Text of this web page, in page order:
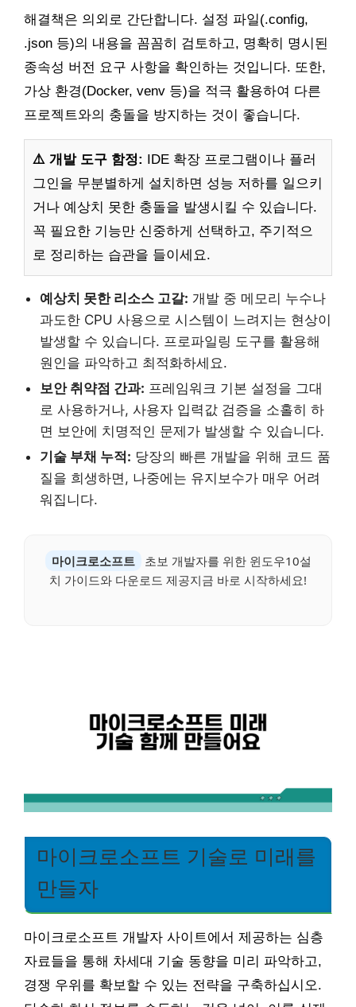
해결책은 의외로 간단합니다. 설정 파일(.config,
.json 등)의 내용을 꼼꼼히 검토하고, 명확히 명시된
종속성 버전 요구 사항을 확인하는 것입니다. 또한,
가상 환경(Docker, venv 등)을 적극 활용하여 다른
프로젝트와의 충돌을 방지하는 것이 좋습니다.
⚠️ 개발 도구 함정: IDE 확장 프로그램이나 플러
그인을 무분별하게 설치하면 성능 저하를 일으키
거나 예상치 못한 충돌을 발생시킬 수 있습니다.
꼭 필요한 기능만 신중하게 선택하고, 주기적으
로 정리하는 습관을 들이세요.
예상치 못한 리소스 고갈: 개발 중 메모리 누수나
과도한 CPU 사용으로 시스템이 느려지는 현상이
발생할 수 있습니다. 프로파일링 도구를 활용해
원인을 파악하고 최적화하세요.
보안 취약점 간과: 프레임워크 기본 설정을 그대
로 사용하거나, 사용자 입력값 검증을 소홀히 하
면 보안에 치명적인 문제가 발생할 수 있습니다.
기술 부채 누적: 당장의 빠른 개발을 위해 코드 품
질을 희생하면, 나중에는 유지보수가 매우 어려
워집니다.
마이크로소프트
초보 개발자를 위한 윈도우10설
치 가이드와 다운로드 제공지금 바로 시작하세요!
마이크로소프트 기술로 미래를
만들자
마이크로소프트 개발자 사이트에서 제공하는 심층
자료들을 통해 차세대 기술 동향을 미리 파악하고,
경쟁 우위를 확보할 수 있는 전략을 구축하십시오.